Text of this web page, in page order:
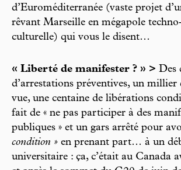
d’Euroméditerranée (vaste projet
rêvant Marseille en mégapole
culturelle) qui vous le disent…
« Liberté de manifester ? » > Des
d’arrestations préventives, un millier
vue, une centaine de libérations
fait de « ne pas participer à des
publiques » et un gars arrêté pour
condition » en prenant part… à un
universitaire : ça, c’était au Canada